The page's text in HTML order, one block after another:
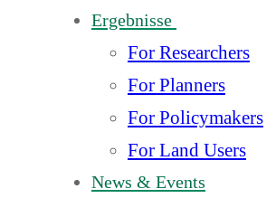
Ergebnisse
For Researchers
For Planners
For Policymakers
For Land Users
News & Events